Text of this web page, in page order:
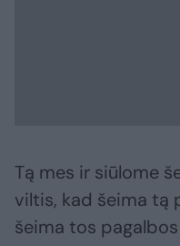
Tą mes ir siūlome
viltis, kad šeima tą
šeima tos